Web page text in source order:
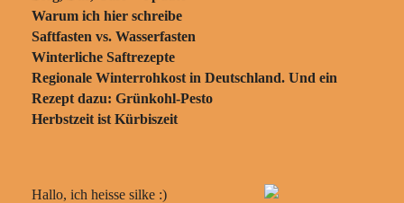
Warum ich hier schreibe
Saftfasten vs. Wasserfasten
Winterliche Saftrezepte
Regionale Winterrohkost in Deutschland. Und ein
Rezept dazu: Grünkohl-Pesto
Herbstzeit ist Kürbiszeit
Hallo, ich heisse silke :)